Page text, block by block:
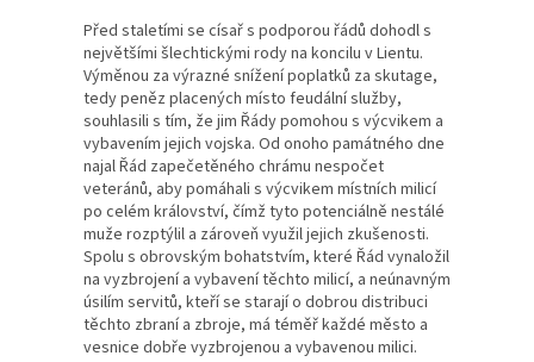
Před staletími se císař s podporou řádů dohodl s
největšími šlechtickými rody na koncilu v Lientu.
Výměnou za výrazné snížení poplatků za skutage,
tedy peněz placených místo feudální služby,
souhlasili s tím, že jim Řády pomohou s výcvikem a
vybavením jejich vojska. Od onoho památného dne
najal Řád zapečetěného chrámu nespočet
veteránů, aby pomáhali s výcvikem místních milicí
po celém království, čímž tyto potenciálně nestálé
muže rozptýlil a zároveň využil jejich zkušenosti.
Spolu s obrovským bohatstvím, které Řád vynaložil
na vyzbrojení a vybavení těchto milicí, a neúnavným
úsilím servitů, kteří se starají o dobrou distribuci
těchto zbraní a zbroje, má téměř každé město a
vesnice dobře vyzbrojenou a vybavenou milici.